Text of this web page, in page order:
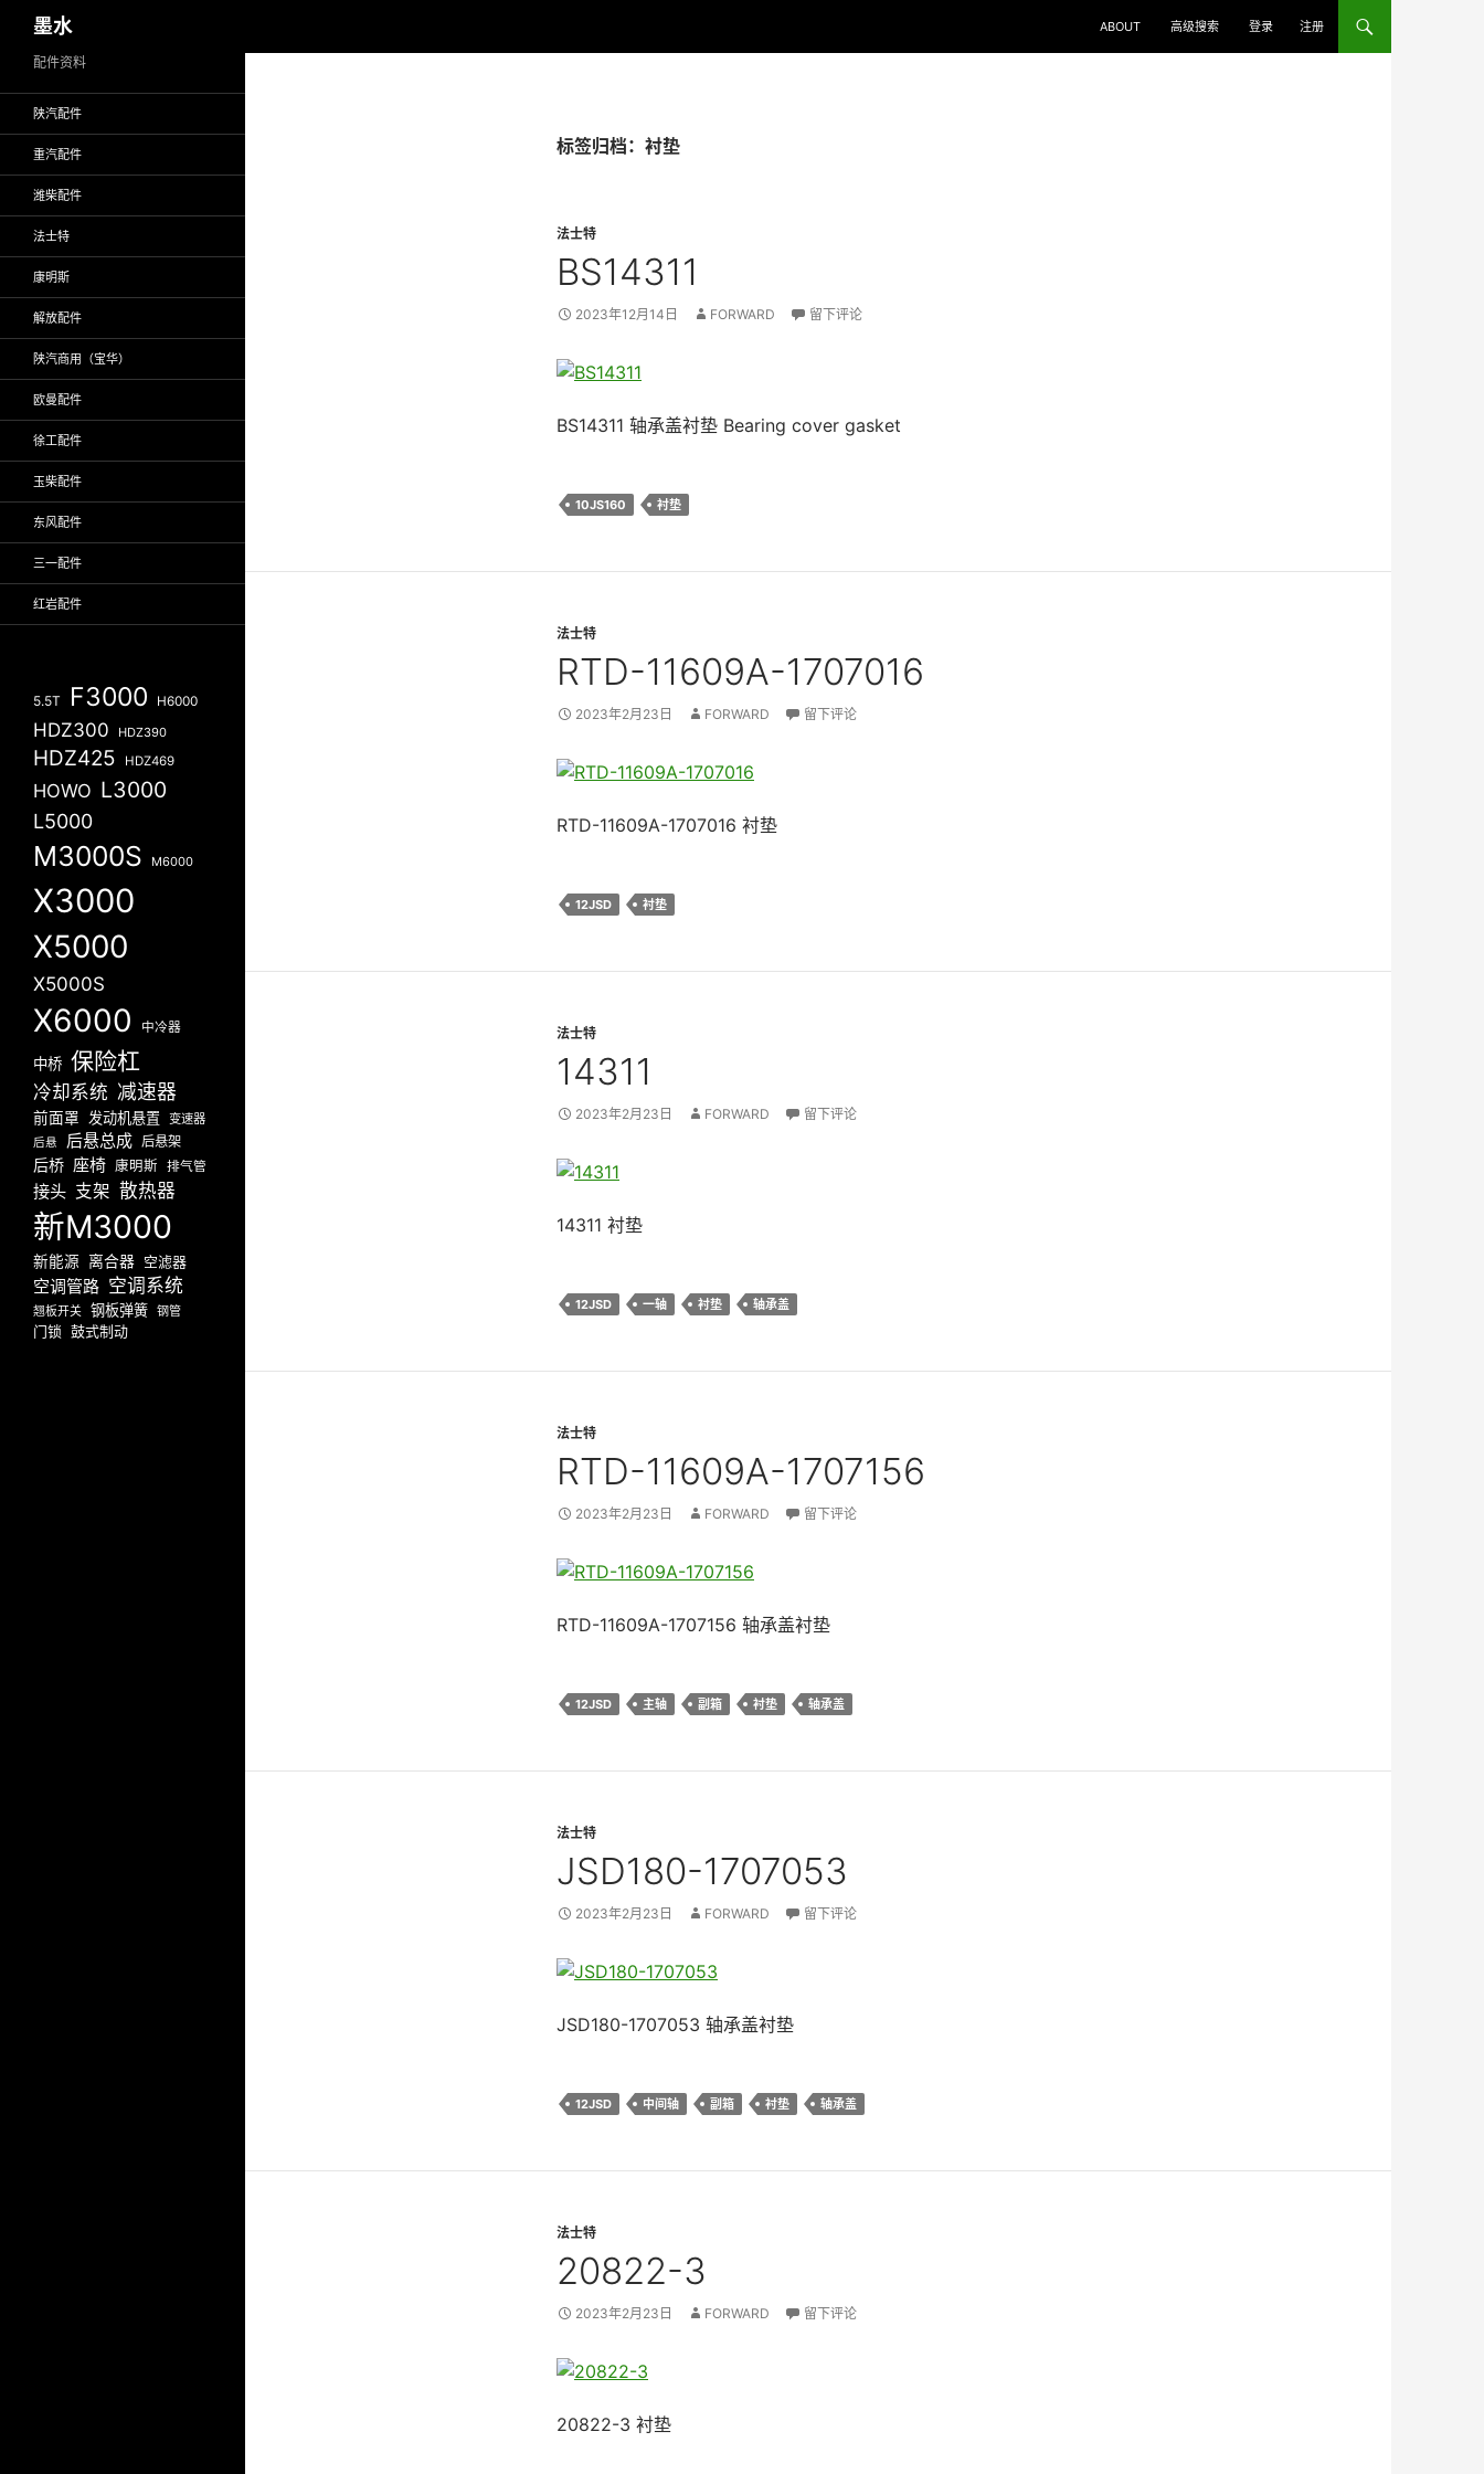
至
墨水 ABOUT 高级搜索 登录 注册
标签归档：衬垫
法士特
BS14311
2023年12月14日 FORWARD 留下评论
BS14311 轴承盖衬垫 Bearing cover gasket
10JS160 衬垫
法士特
RTD-11609A-1707016
2023年2月23日 FORWARD 留下评论
RTD-11609A-1707016 衬垫
12JSD 衬垫
法士特
14311
2023年2月23日 FORWARD 留下评论
14311 衬垫
12JSD 一轴 衬垫 轴承盖
法士特
RTD-11609A-1707156
2023年2月23日 FORWARD 留下评论
RTD-11609A-1707156 轴承盖衬垫
12JSD 主轴 副箱 衬垫 轴承盖
法士特
JSD180-1707053
2023年2月23日 FORWARD 留下评论
JSD180-1707053 轴承盖衬垫
12JSD 中间轴 副箱 衬垫 轴承盖
法士特
20822-3
2023年2月23日 FORWARD 留下评论
20822-3 衬垫
配件资料
陕汽配件
重汽配件
潍柴配件
法士特
康明斯
解放配件
陕汽商用（宝华）
欧曼配件
徐工配件
玉柴配件
东风配件
三一配件
红岩配件
5.5T F3000 H6000
HDZ300 HDZ390
HDZ425 HDZ469
HOWO L3000
L5000
M3000S M6000
X3000
X5000
X5000S
X6000 中冷器
中桥 保险杠
冷却系统 减速器
前面罩 发动机悬置 变速器
后悬 后悬总成 后悬架
后桥 座椅 康明斯 排气管
接头 支架 散热器
新M3000
新能源 离合器 空滤器
空调管路 空调系统
翘板开关 钢板弹簧 钢管
门锁 鼓式制动